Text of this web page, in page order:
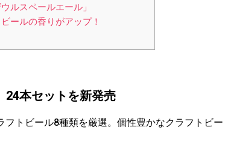
ルスペールエール」
ールの香りがアップ！
24本セットを新発売
トビール8種類を厳選。個性豊かなクラフトビー